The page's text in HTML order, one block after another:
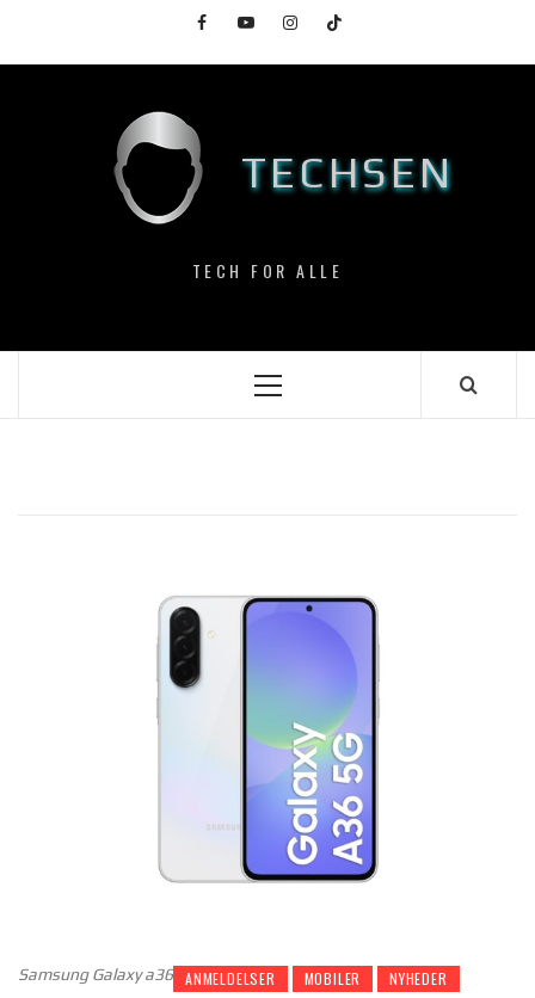
content
FacebookYouTubeInstagramTikTok
TECHSEN
TECH FOR ALLE
Primary
Samsung Galaxy a36 ANMELDELSER MOBILER NYHEDER